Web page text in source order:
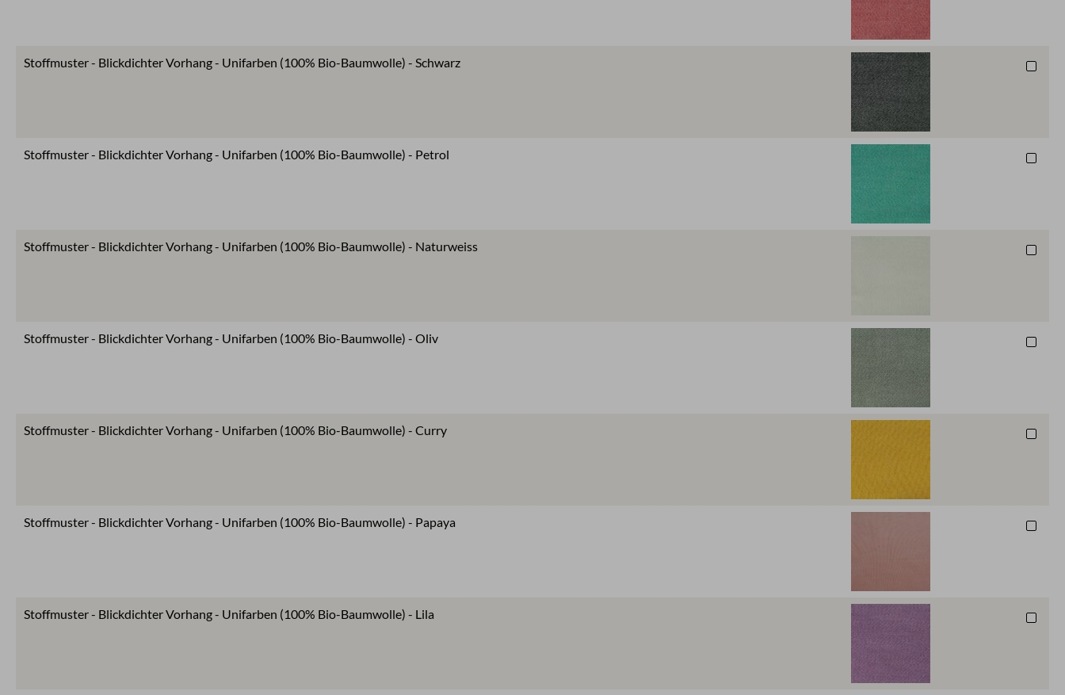
Stoffmuster - Blickdichter Vorhang - Unifarben (100% Bio-Baumwolle) - Schwarz
Stoffmuster - Blickdichter Vorhang - Unifarben (100% Bio-Baumwolle) - Petrol
Stoffmuster - Blickdichter Vorhang - Unifarben (100% Bio-Baumwolle) - Naturweiss
Stoffmuster - Blickdichter Vorhang - Unifarben (100% Bio-Baumwolle) - Oliv
Stoffmuster - Blickdichter Vorhang - Unifarben (100% Bio-Baumwolle) - Curry
Stoffmuster - Blickdichter Vorhang - Unifarben (100% Bio-Baumwolle) - Papaya
Stoffmuster - Blickdichter Vorhang - Unifarben (100% Bio-Baumwolle) - Lila